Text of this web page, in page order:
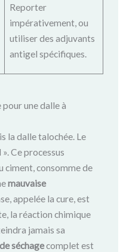
Reporter
impérativement, ou
utiliser des adjuvants
antigel spécifiques.
pour une dalle à
la dalle talochée. Le
». Ce processus
ciment, consomme de
mauvaise
appelée la cure, est
la réaction chimique
jamais sa
séchagecomplet est